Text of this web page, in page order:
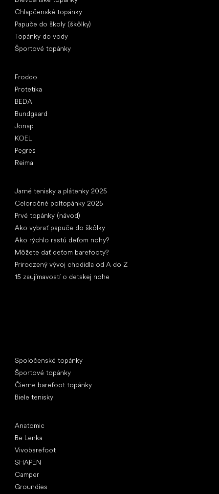
Chlapčenské topánky
Papuče do školy (škôlky)
Topánky do vody
Športové topánky
Froddo
Protetika
BEDA
Bundgaard
Jonap
KOEL
Pegres
Reima
Jarné tenisky a plátenky 2025
Celoročné poltopánky 2025
Prvé topánky (návod)
Ako vybrať papuče do škôlky
Ako rýchlo rastú deťom nohy?
Môžete dať deťom barefooty?
Prirodzený vývoj chodidla od A do Z
15 zaujímavostí o detskej nohe
Spoločenské topánky
Športové topánky
Čierne barefoot topánky
Biele tenisky
Anatomic
Be Lenka
Vivobarefoot
SHAPEN
Camper
Groundies